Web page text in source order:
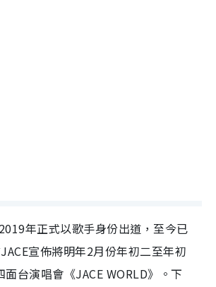
年正式以歌手身份出道，至今已
宣佈將明年2月份年初二至年初
面台演唱會《JACE WORLD》。下